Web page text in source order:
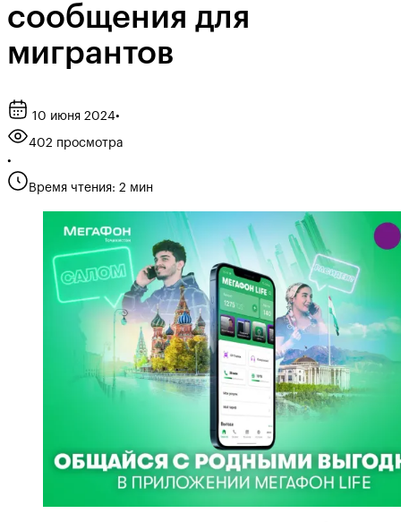
сообщения для
мигрантов
10 июня 2024•
402 просмотра
•
Время чтения: 2 мин